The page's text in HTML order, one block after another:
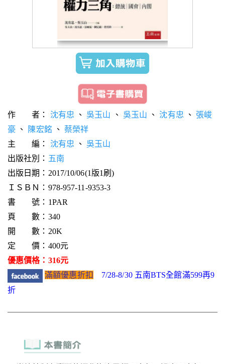
作 者： 沈有忠 、 吳玉山 、 吳玉山 、 沈有忠 、 張峻
豪 、 陳宏銘 、蔡榮祥
主 編： 沈有忠 、 吳玉山
出版社別： 五南
出版日期：2017/10/06(1版1刷)
ＩＳＢＮ：978-957-11-9353-3
書 號：1PAR
頁 數：340
開 數：20K
定 價：400元
優惠價格：316元
滿額優惠折扣
7/28-8/30 五南BTS全館滿599再9
折